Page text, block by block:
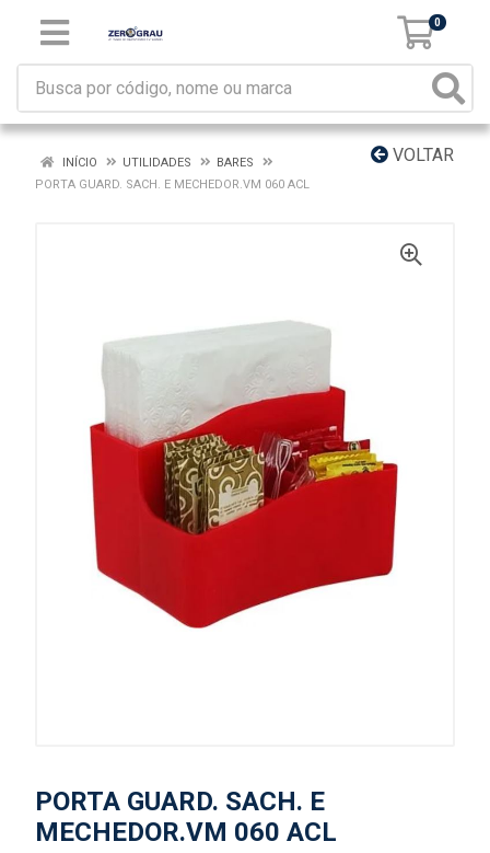
0
VOLTAR
INÍCIO UTILIDADES
BARES
PORTA GUARD. SACH. E MECHEDOR.VM 060 ACL
PORTA GUARD. SACH. E
MECHEDOR.VM 060 ACL